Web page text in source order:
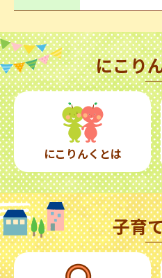
にこり
にこりんくとは
子育